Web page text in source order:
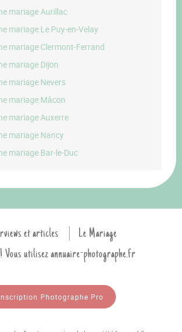
mariage Aurillac
mariage Le Puy-en-Velay
mariage Clermont-Ferrand
mariage Dijon
mariage Nevers
mariage Mâcon
mariage Auxerre
mariage Nancy
mariage Bar-le-Duc
et articles
Le Mariage
Vous utilisez annuaire-photographe.fr
Photographe Pro